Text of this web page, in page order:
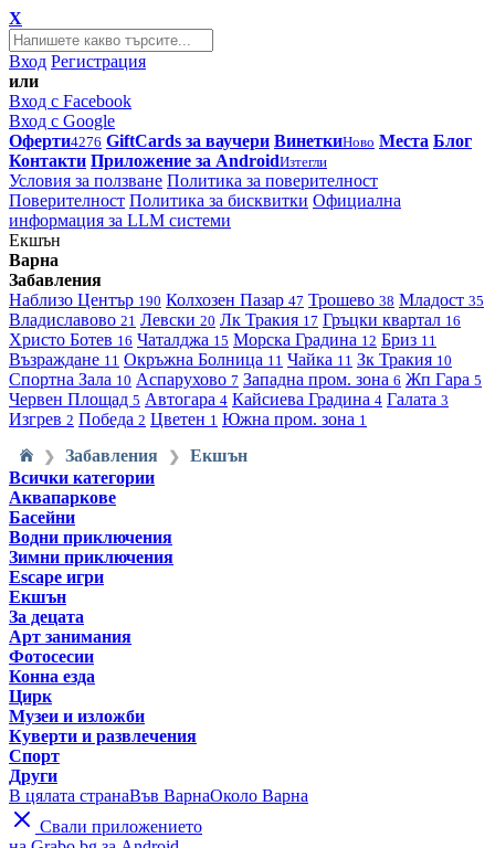
X
Вход Регистрация
или
Вход с Facebook
Вход с Google
Оферти4276 GiftCards за ваучери ВинеткиНово Места Блог
Контакти Приложение за AndroidИзтегли
Условия за ползване Политика за поверителност
Поверителност Политика за бисквитки Официална
информация за LLM системи
Екшън
Варна
Забавления
Наблизо Център 190 Колхозен Пазар 47 Трошево 38 Младост 35
Владиславово 21 Левски 20 Лк Тракия 17 Гръцки квартал 16
Христо Ботев 16 Чаталджа 15 Морска Градина 12 Бриз 11
Възраждане 11 Окръжна Болница 11 Чайка 11 Зк Тракия 10
Спортна Зала 10 Аспарухово 7 Западна пром. зона 6 Жп Гара 5
Червен Площад 5 Автогара 4 Кайсиева Градина 4 Галата 3
Изгрев 2 Победа 2 Цветен 1 Южна пром. зона 1
❯ Забавления ❯
Екшън
Всички категории
Аквапаркове
Басейни
Водни приключения
Зимни приключения
Escape игри
Екшън
За децата
Арт занимания
Фотосесии
Конна езда
Цирк
Музеи и изложби
Куверти и развлечения
Спорт
Други
В цялата странаВъв ВарнаОколо Варна
Свали приложението